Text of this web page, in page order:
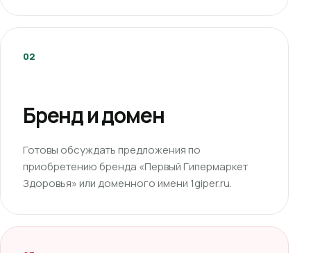
02
Бренд и домен
Готовы обсуждать предложения по
приобретению бренда «Первый Гипермаркет
Здоровья» или доменного имени 1giper.ru.